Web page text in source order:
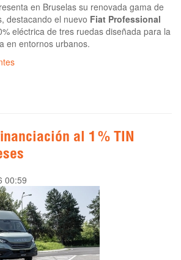
en Bruselas su renovada gama de
destacando el nuevo Fiat Professional
eléctrica de tres ruedas diseñada para la
en entornos urbanos.
al 1 % TIN
00:59